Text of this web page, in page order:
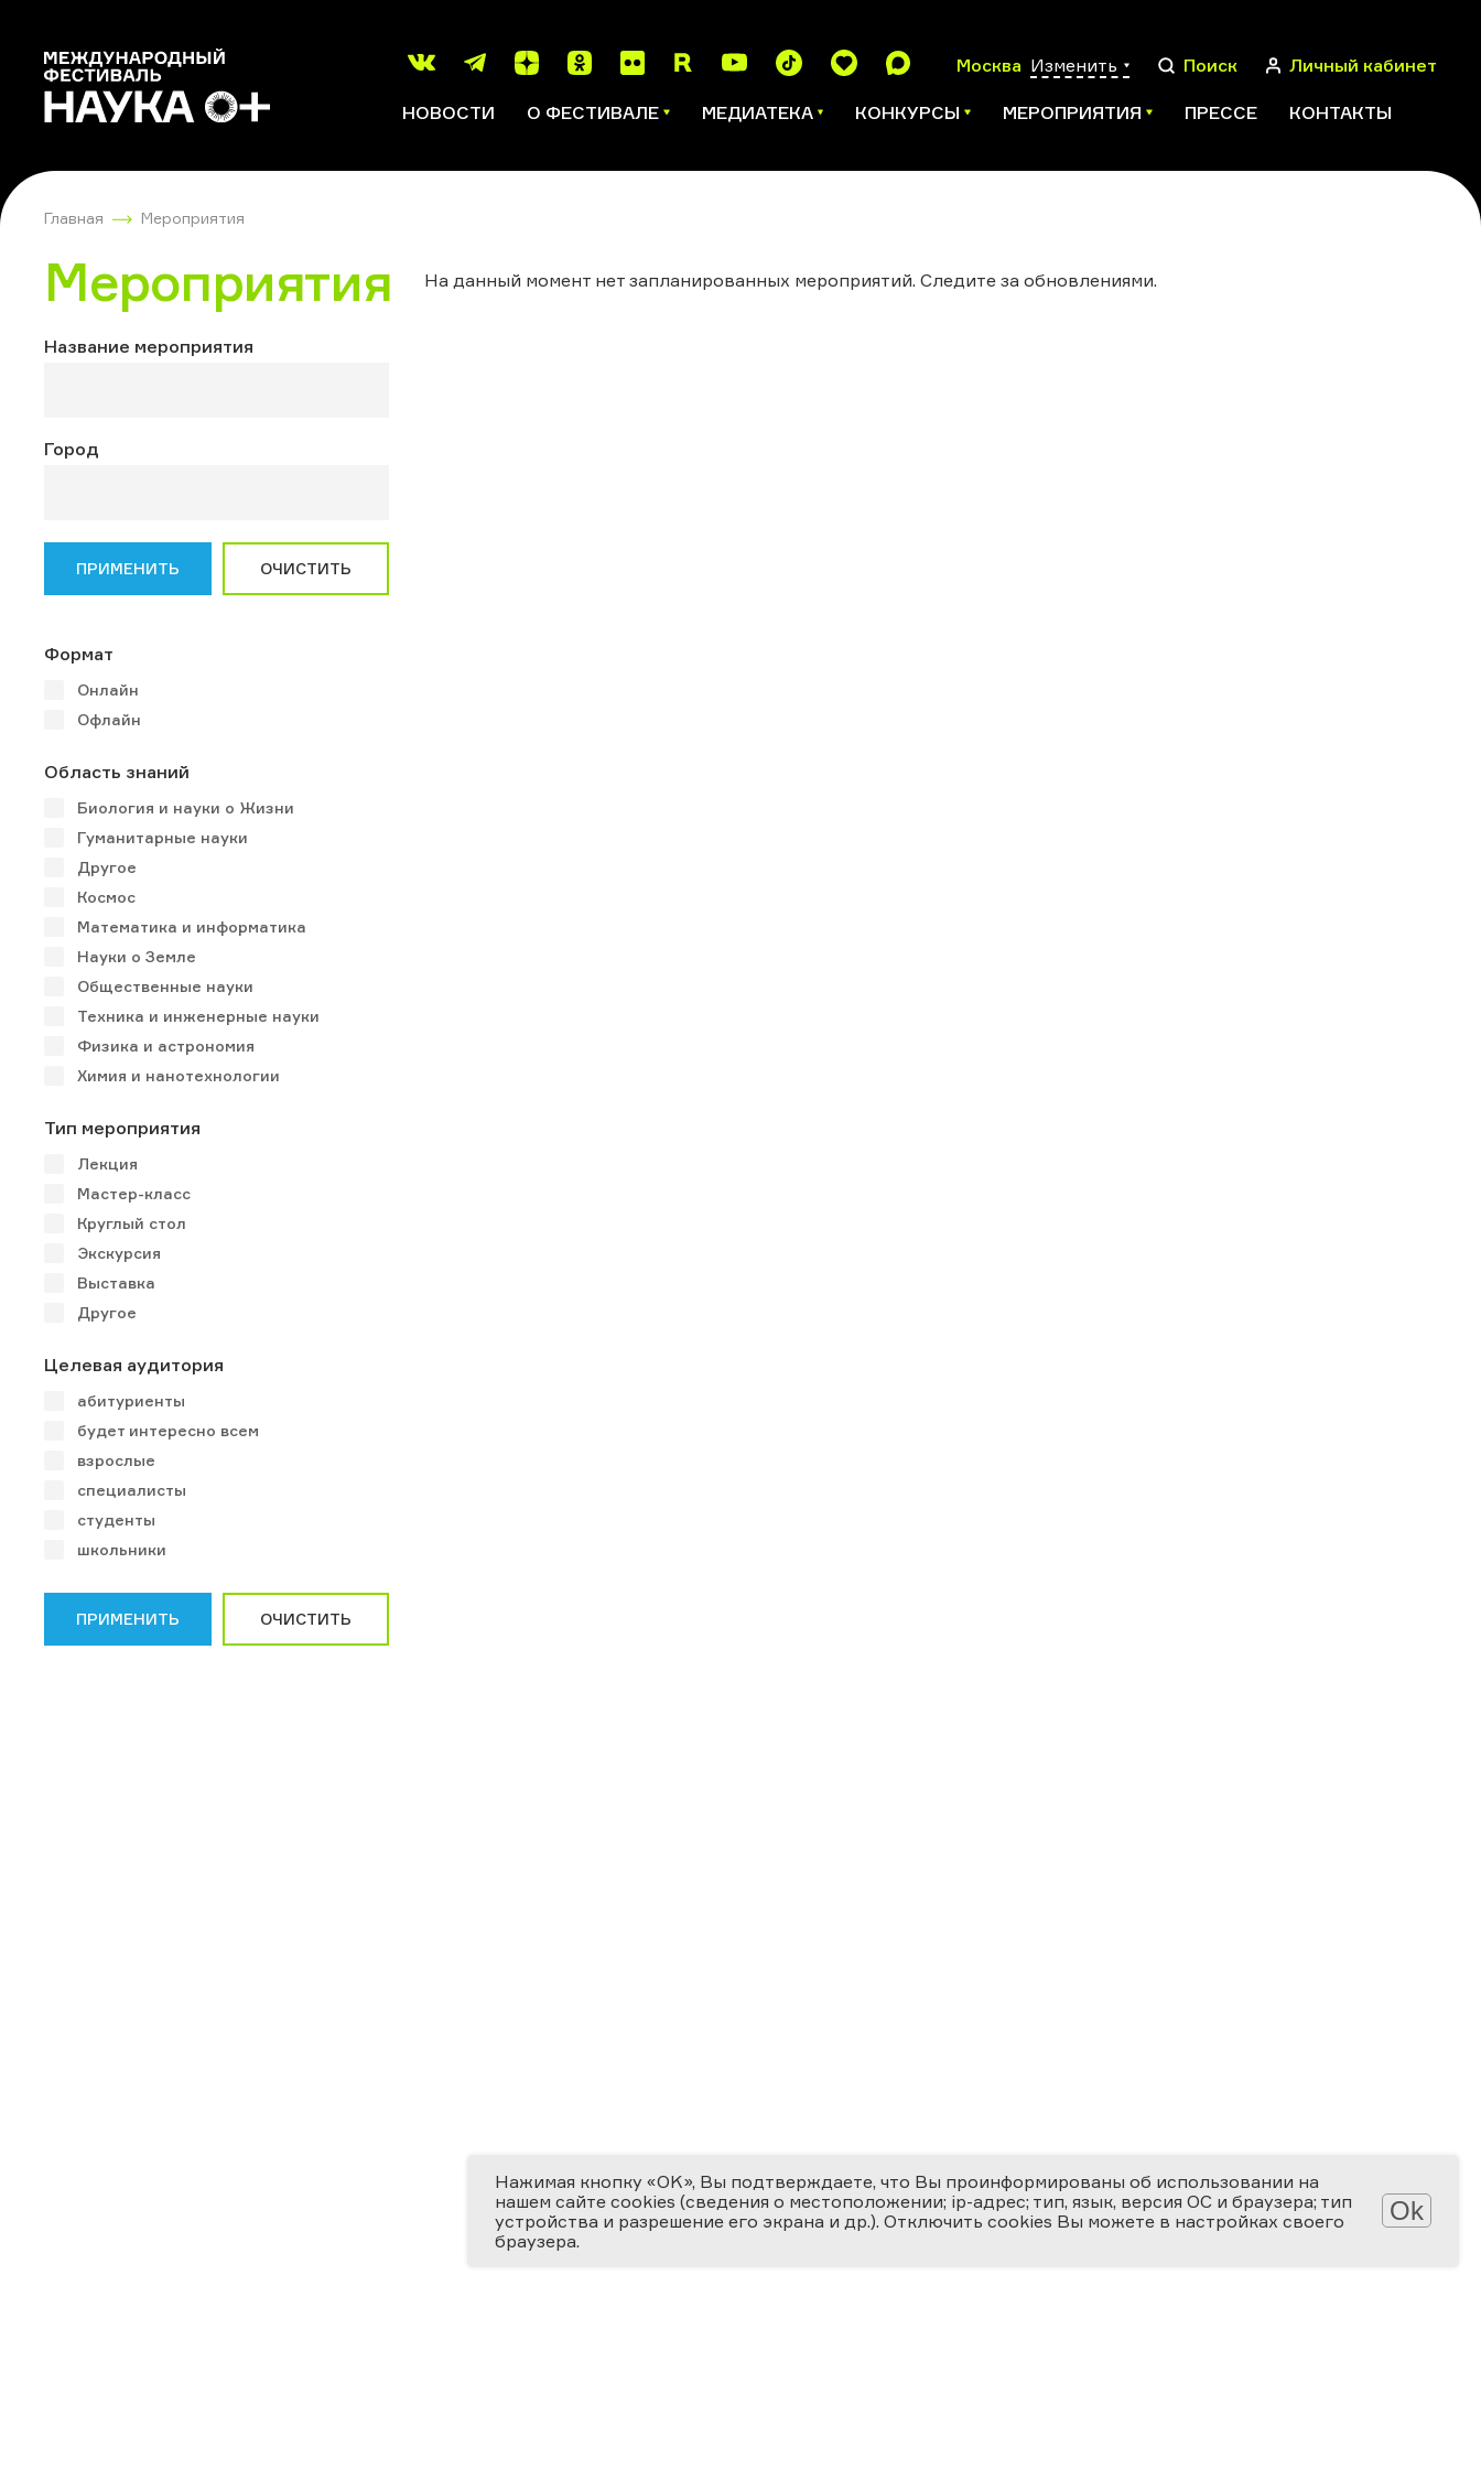
Москва Изменить Поиск Личный кабинет
НОВОСТИ О ФЕСТИВАЛЕ МЕДИАТЕКА КОНКУРСЫ МЕРОПРИЯТИЯ ПРЕССЕ КОНТАКТЫ
Главная Мероприятия
Мероприятия
Название мероприятия
Город
ПРИМЕНИТЬ ОЧИСТИТЬ
Формат
Онлайн
Офлайн
Область знаний
Биология и науки о Жизни
Гуманитарные науки
Другое
Космос
Математика и информатика
Науки о Земле
Общественные науки
Техника и инженерные науки
Физика и астрономия
Химия и нанотехнологии
Тип мероприятия
Лекция
Мастер-класс
Круглый стол
Экскурсия
Выставка
Другое
Целевая аудитория
абитуриенты
будет интересно всем
взрослые
специалисты
студенты
школьники
ПРИМЕНИТЬ ОЧИСТИТЬ
На данный момент нет запланированных мероприятий. Следите за обновлениями.
Нажимая кнопку «OK», Вы подтверждаете, что Вы проинформированы об использовании на
нашем сайте cookies (сведения о местоположении; ip-адрес; тип, язык, версия ОС и браузера; тип
устройства и разрешение его экрана и др.). Отключить cookies Вы можете в настройках своего
браузера.
Ok